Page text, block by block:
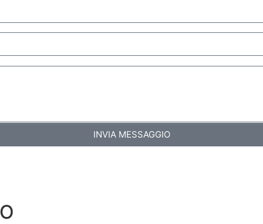
INVIA MESSAGGIO